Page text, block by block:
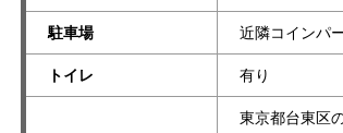
駐車場 近隣コインパ
トイレ 有り
東京都台東区